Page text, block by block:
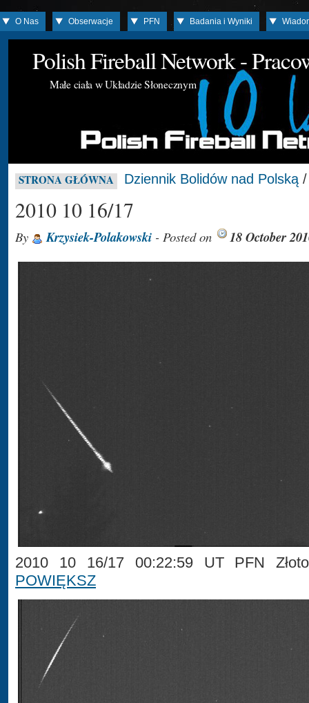
O Nas Obserwacje PFN Badania i Wyniki
Polish Fireball Network -
Małe ciała w Układzie Słonecznym
STRONA GŁÓWNA Dziennik Bolidów nad Polską
2010 10 16/17
By Krzysiek-Polakowski - Posted on 18 October
2010 10 16/17 00:22:59 UT PFN
POWIĘKSZ